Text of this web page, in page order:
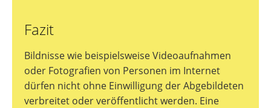
Fazit
Bildnisse wie beispielsweise Videoaufnahmen
oder Fotografien von Personen im Internet
dürfen nicht ohne Einwilligung der Abgebildeten
verbreitet oder veröffentlicht werden. Eine